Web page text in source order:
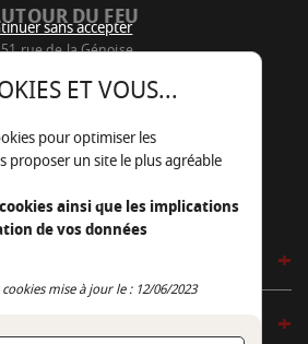
DU FEU
rue de la Génoise
45 22 98 09
envoyer un e-mail
sans accepter
ET VOUS...
pour optimiser les
proposer un site le plus agréable
ainsi que les implications
de vos données
mise à jour le : 12/06/2023
sans accepter